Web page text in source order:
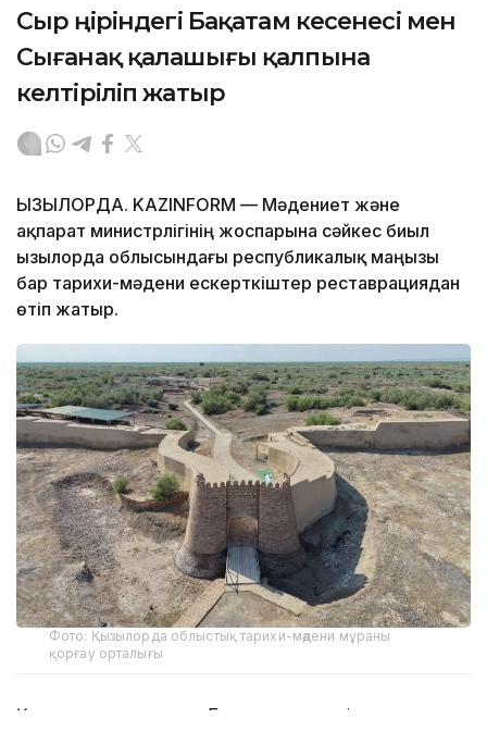
Сыр өңіріндегі Бақатам кесенесі мен
Сығанақ қалашығы қалпына
келтіріліп жатыр
ҚЫЗЫЛОРДА. KAZINFORM — Мәдениет және
ақпарат министрлігінің жоспарына сәйкес биыл
Қызылорда облысындағы республикалық маңызы
бар тарихи-мәдени ескерткіштер реставрациядан
өтіп жатыр.
Фото: Қызылорда облыстық тарихи-мәдени мұраны
қорғау орталығы
Қазалы ауданындағы Бақатам кесенесі мен